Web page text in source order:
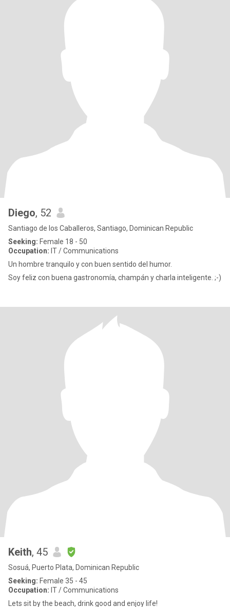
Diego, 52
Santiago de los Caballeros, Santiago, Dominican Republic
Seeking: Female 18 - 50
Occupation: IT / Communications
Un hombre tranquilo y con buen sentido del humor.
Soy feliz con buena gastronomía, champán y charla inteligente. ;-)
Keith, 45
Sosuá, Puerto Plata, Dominican Republic
Seeking: Female 35 - 45
Occupation: IT / Communications
Lets sit by the beach, drink good and enjoy life!